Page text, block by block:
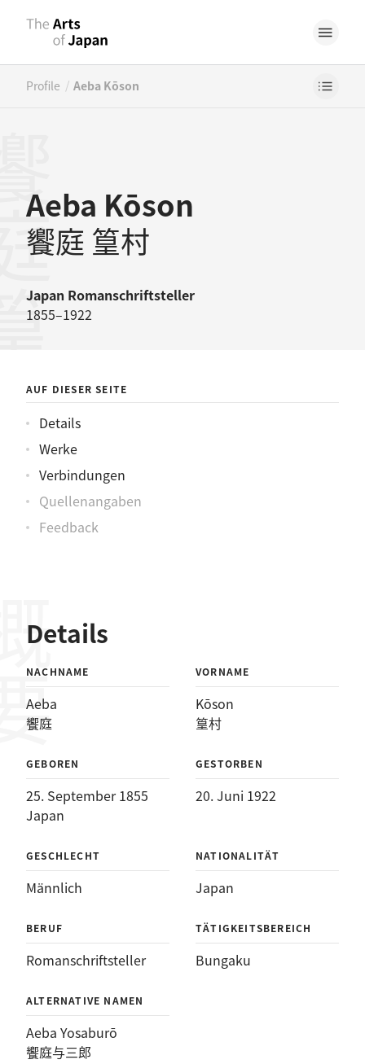
Profile / Aeba Kōson
Aeba Kōson
饗庭 篁村
Japan Romanschriftsteller
1855–1922
村
AUF DIESER SEITE
Details
Werke
Verbindungen
Quellenangaben
Feedback
Details
NACHNAME
Aeba
饗庭
VORNAME
Kōson
篁村
GEBOREN
25. September 1855
Japan
GESTORBEN
20. Juni 1922
GESCHLECHT
Männlich
NATIONALITÄT
Japan
BERUF
Romanschriftsteller
TÄTIGKEITSBEREICH
Bungaku
ALTERNATIVE NAMEN
Aeba Yosaburō
饗庭与三郎